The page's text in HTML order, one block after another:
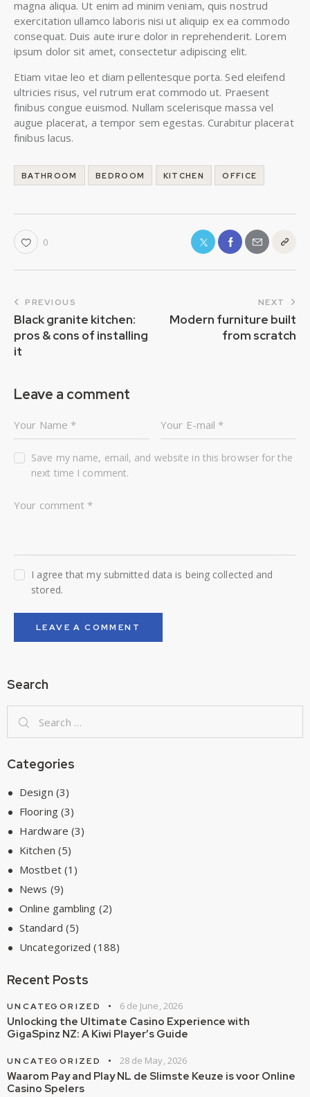
magna aliqua. Ut enim ad minim veniam, quis nostrud
exercitation ullamco laboris nisi ut aliquip ex ea commodo
consequat. Duis aute irure dolor in reprehenderit. Lorem
ipsum dolor sit amet, consectetur adipiscing elit.
Etiam vitae leo et diam pellentesque porta. Sed eleifend
ultricies risus, vel rutrum erat commodo ut. Praesent
finibus congue euismod. Nullam scelerisque massa vel
augue placerat, a tempor sem egestas. Curabitur placerat
finibus lacus.
BATHROOM BEDROOM KITCHEN OFFICE
0
PREVIOUS
Black granite kitchen:
pros & cons of installing
it
NEXT
Modern furniture built
from scratch
Leave a comment
Save my name, email, and website in this browser for the
next time I comment.
I agree that my submitted data is being collected and
stored.
Search
Categories
Design (3)
Flooring(3)
Hardware (3)
Kitchen (5)
Mostbet(1)
News (9)
Online gambling (2)
Standard (5)
Uncategorized (188)
Recent Posts
UNCATEGORIZED 6 de June, 2026
Unlocking the Ultimate Casino Experience with
GigaSpinz NZ: A Kiwi Player’s Guide
UNCATEGORIZED 28 de May, 2026
Waarom Pay and Play NL de Slimste Keuze is voor Online
Casino Spelers